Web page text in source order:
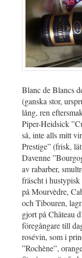
Blanc de Blancs
(ganska stor,
lång, ren
Piper-Heidsick
så, inte alls mitt
Prestige” (frisk,
Davenne
av rabarber,
fräscht i
på Mourvèdre,
och Tibouren,
gjort på Château
föregångare till
rosévin, som i
”Rochène”,